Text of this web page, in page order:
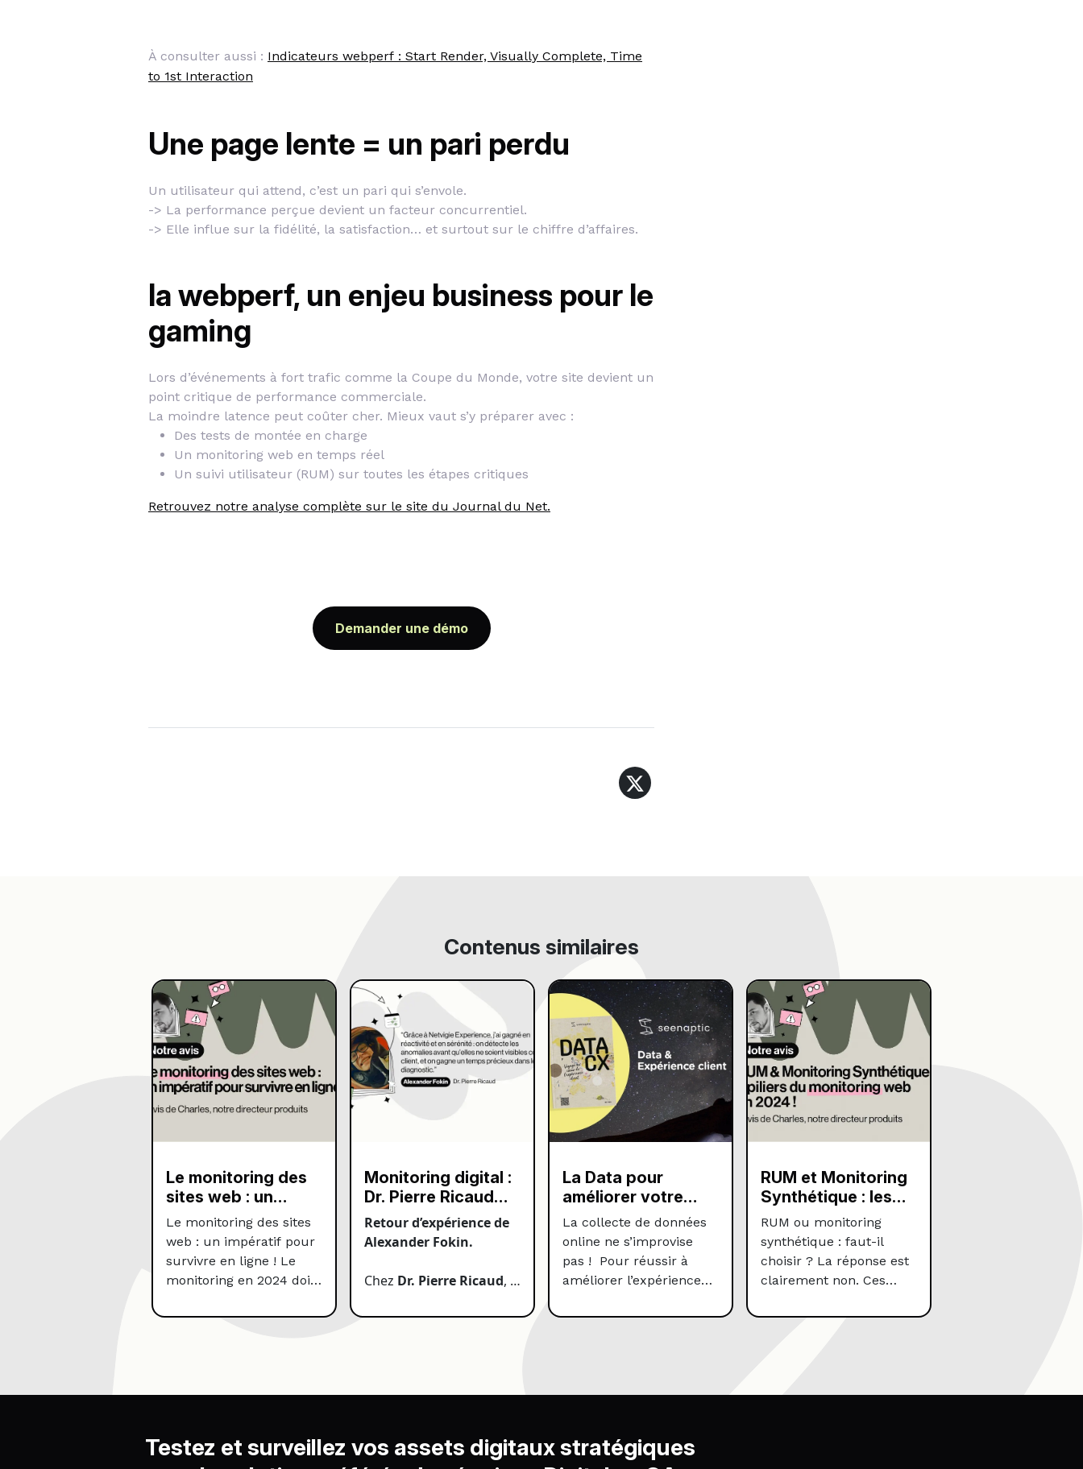
À consulter aussi : Indicateurs webperf : Start Render, Visually Complete, Time
to 1st Interaction
Une page lente = un pari perdu
Un utilisateur qui attend, c’est un pari qui s’envole.
-> La performance perçue devient un facteur concurrentiel.
-> Elle influe sur la fidélité, la satisfaction… et surtout sur le chiffre d’affaires.
la webperf, un enjeu business pour le
gaming
Lors d’événements à fort trafic comme la Coupe du Monde, votre site devient un
point critique de performance commerciale.
La moindre latence peut coûter cher. Mieux vaut s’y préparer avec :
Des tests de montée en charge
Un monitoring web en temps réel
Un suivi utilisateur (RUM) sur toutes les étapes critiques
Retrouvez notre analyse complète sur le site du Journal du Net.
Demander une démo
Contenus similaires
Le monitoring des
sites web : un
impératif pour
survivre en ligne !
Le monitoring des sites
web : un impératif pour
survivre en ligne ! Le
monitoring en 2024 doit
monitoring,
Le web monitoring est
assurer la disponibilité,
Monitoring digital :
Dr. Pierre Ricaud
optimise sa
webperf avec
Retour d’expérience de
Alexander Fokin.
Chez Dr. Pierre Ricaud, le
des parcours utilisateurs
sites, de fiabiliser les
de gagner un temps
précieux dans le
La Data pour
améliorer votre
expérience client.
La collecte de données
online ne s’improvise
pas ! Pour réussir à
améliorer l’expérience
internautes, il faut
actions marketing et les
collecter les bonnes
RUM et Monitoring
Synthétique : les
deux piliers du
monitoring web
RUM ou monitoring
synthétique : faut-il
choisir ? La réponse est
clairement non. Ces
complètent
meilleure expérience
Testez et surveillez vos assets digitaux stratégiques